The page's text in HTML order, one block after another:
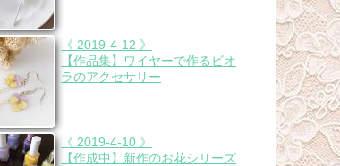
《 2019-4-12 》
【作品集】ワイヤーで作るビオ
ラのアクセサリー
《 2019-4-10 》
【作成中】新作のお花シリーズ